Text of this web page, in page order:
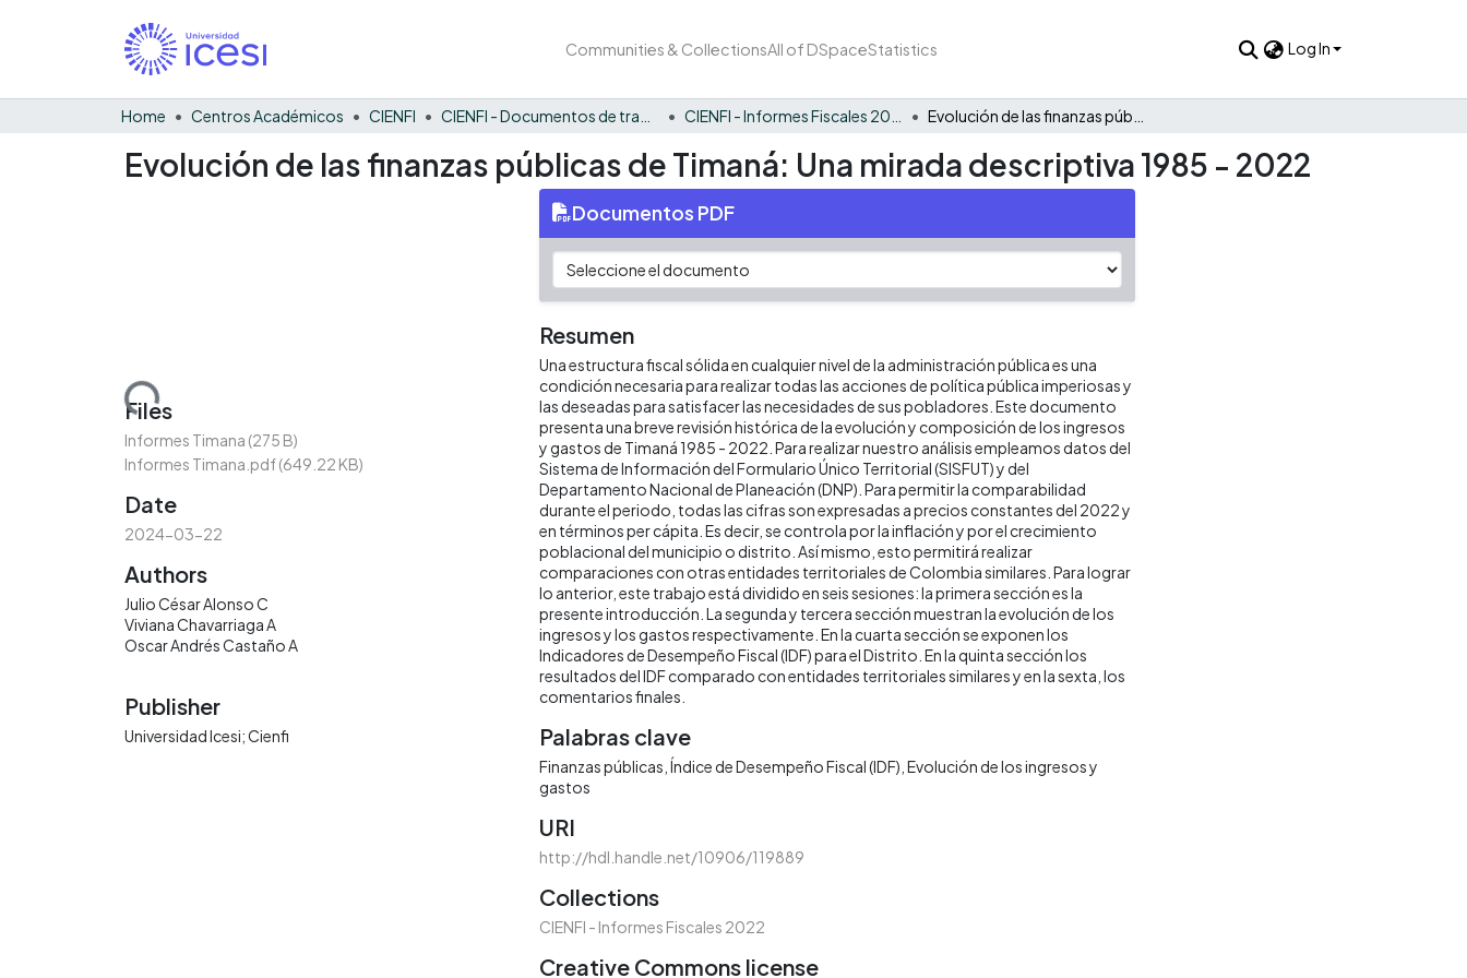
Communities & CollectionsAll of DSpaceStatistics Log In
Home Centros Académicos CIENFI
Evolución de las finanzas públicas de Timaná: Una mirada descriptiva 1985 - 2022
Loading...
Files
Informes Timana (275 B)
Informes Timana.pdf(649.22 KB)
Date
2024-03-22
Authors
Julio César Alonso C
Viviana Chavarriaga A
Oscar Andrés Castaño A
Publisher
Universidad Icesi; Cienfi
Documentos PDF
Resumen
Una estructura fiscal sólida en cualquier nivel de la administración pública es una
condición necesaria para realizar todas las acciones de política pública imperiosas y
las deseadas para satisfacer las necesidades de sus pobladores. Este documento
presenta una breve revisión histórica de la evolución y composición de los ingresos
y gastos de Timaná 1985 - 2022. Para realizar nuestro análisis empleamos datos del
Sistema de Información del Formulario Único Territorial (SISFUT) y del
Departamento Nacional de Planeación (DNP). Para permitir la comparabilidad
durante el periodo, todas las cifras son expresadas a precios constantes del 2022 y
en términos per cápita. Es decir, se controla por la inflación y por el crecimiento
poblacional del municipio o distrito. Así mismo, esto permitirá realizar
comparaciones con otras entidades territoriales de Colombia similares. Para lograr
lo anterior, este trabajo está dividido en seis sesiones: la primera sección es la
presente introducción. La segunda y tercera sección muestran la evolución de los
ingresos y los gastos respectivamente. En la cuarta sección se exponen los
Indicadores de Desempeño Fiscal (IDF) para el Distrito. En la quinta sección los
resultados del IDF comparado con entidades territoriales similares y en la sexta, los
comentarios finales.
Palabras clave
Finanzas públicas Índice de Desempeño Fiscal (IDF) Evolución de los ingresos y
gastos
URI
http://hdl.handle.net/10906/119889
Collections
CIENFI - Informes Fiscales 2022
Creative Commons license